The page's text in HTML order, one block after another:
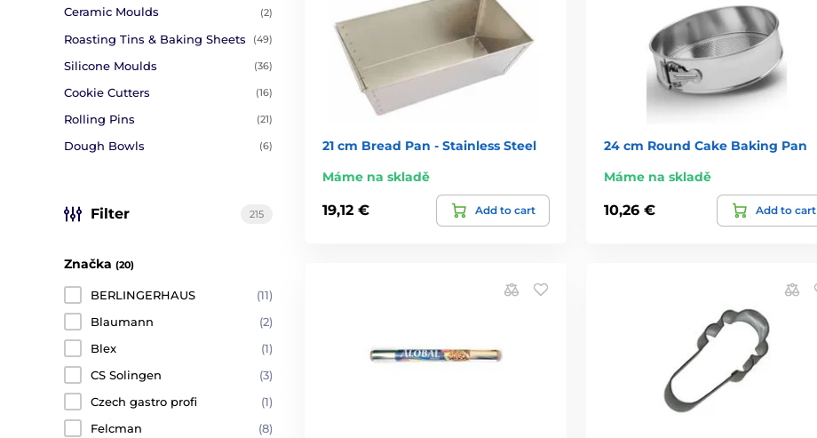
Ceramic Moulds (2)
Roasting Tins & Baking Sheets (49)
Silicone Moulds (36)
Cookie Cutters (16)
Rolling Pins (21)
Dough Bowls (6)
Filter 215
Značka (20)
BERLINGERHAUS
(11)
Blaumann
(2)
Blex
(1)
CS Solingen
(3)
Czech gastro profi
(1)
Felcman
(8)
21 cm Bread Pan - Stainless Steel
Máme na skladě
19,12 € Add to cart
24 cm Round Cake Baking Pan
Máme na skladě
10,26 € Add to cart